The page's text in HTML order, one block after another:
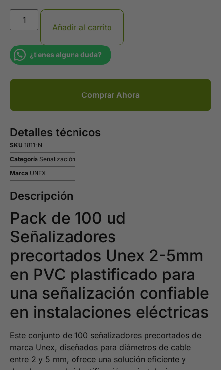
Añadir al carrito
¿tienes alguna duda?
Comprar Ahora
Detalles técnicos
SKU 1811-N
Categoría Señalización
Marca UNEX
Descripción
Pack de 100 ud
Señalizadores
precortados Unex 2-5mm
en PVC plastificado para
una señalización confiable
en instalaciones eléctricas
Este conjunto de 100 señalizadores precortados de
marca Unex, diseñados para diámetros de cable
entre 2 y 5 mm, ofrece una solución eficiente y